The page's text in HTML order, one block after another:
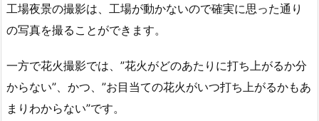
工場夜景の撮影は、工場が動かないので確実に思った通り
の写真を撮ることができます。
一方で花火撮影では、”花火がどのあたりに打ち上がるか分
からない”、かつ、”お目当ての花火がいつ打ち上がるかもあ
まりわからない”です。